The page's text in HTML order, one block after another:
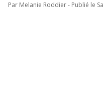
Par Melanie Roddier - Publié le